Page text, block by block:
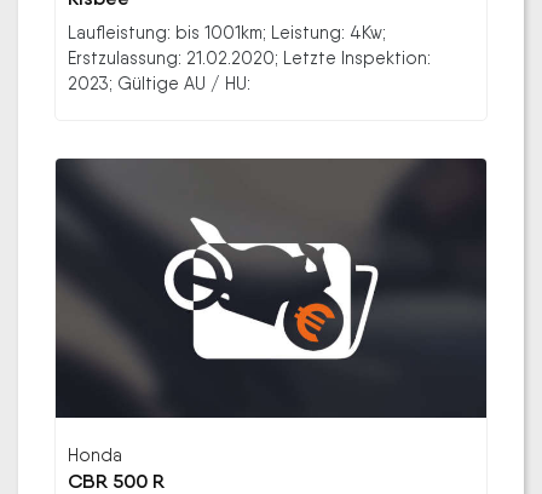
Laufleistung: bis 1001km; Leistung: 4Kw;
Erstzulassung: 21.02.2020; Letzte Inspektion:
2023; Gültige AU / HU:
Honda
CBR 500 R